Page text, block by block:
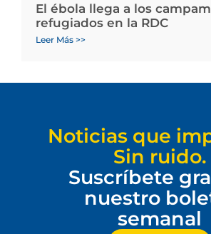
El ébola llega a los
refugiados en la RDC
Leer Más >>
Noticias que
Sin ruido.
Suscríbete
nuestro
semanal